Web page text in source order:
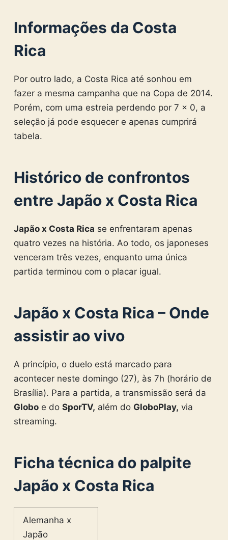
Informações da Costa
Rica
Por outro lado, a Costa Rica até sonhou em
fazer a mesma campanha que na Copa de 2014.
Porém, com uma estreia perdendo por 7 x 0, a
seleção já pode esquecer e apenas cumprirá
tabela.
Histórico de confrontos
entre Japão x Costa Rica
Japão x Costa Rica se enfrentaram apenas
quatro vezes na história. Ao todo, os japoneses
venceram três vezes, enquanto uma única
partida terminou com o placar igual.
Japão x Costa Rica – Onde
assistir ao vivo
A princípio, o duelo está marcado para
acontecer neste domingo (27), às 7h (horário de
Brasília). Para a partida, a transmissão será da
Globoe do SporTV, além do GloboPlay, via
streaming.
Ficha técnica do palpite
Japão x Costa Rica
Alemanha x
Japão